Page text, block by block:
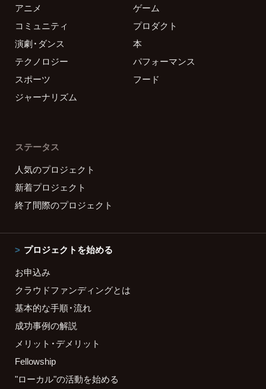
アニメ
ゲーム
コミュニティ
プロダクト
演劇・ダンス
本
テクノロジー
パフォーマンス
スポーツ
フード
ジャーナリズム
ステータス
人気のプロジェクト
新着プロジェクト
終了間際のプロジェクト
プロジェクトを始める
お申込み
クラウドファンディングとは
基本的な手順・流れ
成功事例の解説
メリット・デメリット
Fellowship
"ローカル"の活動を始める